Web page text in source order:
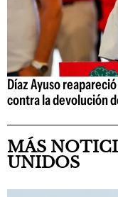
Díaz Ayuso
contra la devolución
MÁS
UNIDOS